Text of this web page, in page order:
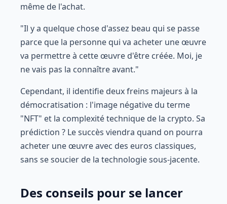
même de l'achat.
"Il y a quelque chose d'assez beau qui se passe
parce que la personne qui va acheter une œuvre
va permettre à cette œuvre d'être créée. Moi, je
ne vais pas la connaître avant."
Cependant, il identifie deux freins majeurs à la
démocratisation : l'image négative du terme
"NFT" et la complexité technique de la crypto. Sa
prédiction ? Le succès viendra quand on pourra
acheter une œuvre avec des euros classiques,
sans se soucier de la technologie sous-jacente.
Des conseils pour se lancer